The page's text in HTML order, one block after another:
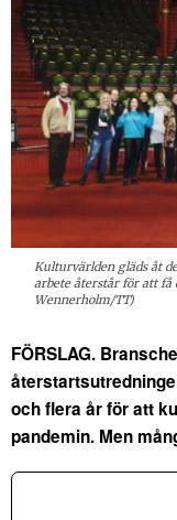
Kulturvärlden gläds åt
arbete återstår för att få
Wennerholm/TT)
FÖRSLAG.
och flera år för att
pandemin. Men